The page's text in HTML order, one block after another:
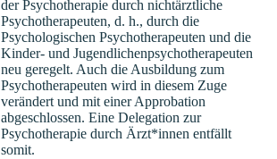
der Psychotherapie durch nichtärztliche
Psychotherapeuten, d. h., durch die
Psychologischen Psychotherapeuten und die
Kinder- und Jugendlichenpsychotherapeuten
neu geregelt. Auch die Ausbildung zum
Psychotherapeuten wird in diesem Zuge
verändert und mit einer Approbation
abgeschlossen. Eine Delegation zur
Psychotherapie durch Ärzt*innen entfällt
somit.